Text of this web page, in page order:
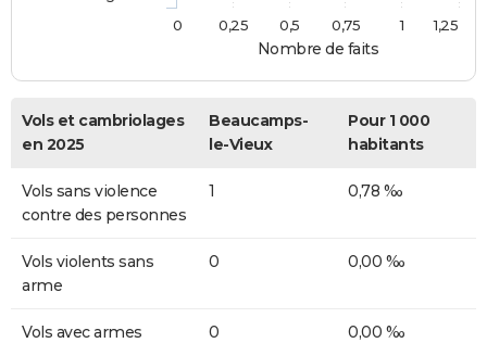
Nombre de faits
0
1
0,25 0,5 0,75 1,25
Vols et cambriolages
en 2025
Beaucamps-
le-Vieux
Pour 1 000
habitants
Vols sans violence
contre des personnes
1 0,78 ‰
Vols violents sans
arme
0 0,00 ‰
Vols avec armes 0 0,00 ‰